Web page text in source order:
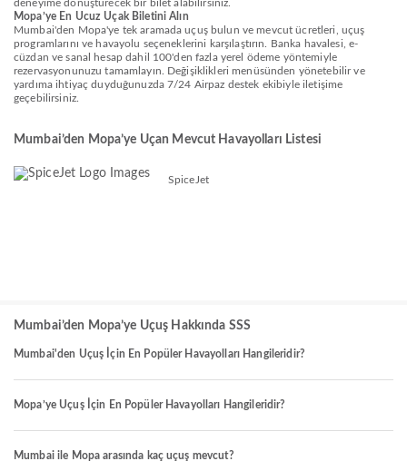
deneyime dönüştürecek bir bilet alabilirsiniz.
Mopa’ye En Ucuz Uçak Biletini Alın
Mumbai'den Mopa'ye tek aramada uçuş bulun ve mevcut ücretleri, uçuş
programlarını ve havayolu seçeneklerini karşılaştırın. Banka havalesi, e-
cüzdan ve sanal hesap dahil 100'den fazla yerel ödeme yöntemiyle
rezervasyonunuzu tamamlayın. Değişiklikleri menüsünden yönetebilir ve
yardıma ihtiyaç duyduğunuzda 7/24 Airpaz destek ekibiyle iletişime
geçebilirsiniz.
Mumbai’den Mopa’ye Uçan Mevcut Havayolları Listesi
SpiceJet
Mumbai’den Mopa’ye Uçuş Hakkında SSS
Mumbai'den Uçuş İçin En Popüler Havayolları Hangileridir?
Mopa’ye Uçuş İçin En Popüler Havayolları Hangileridir?
Mumbai ile Mopa arasında kaç uçuş mevcut?